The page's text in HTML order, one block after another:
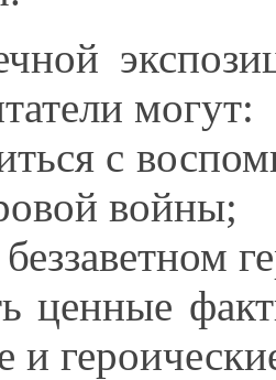
могут:
с
войны;
ценные
и